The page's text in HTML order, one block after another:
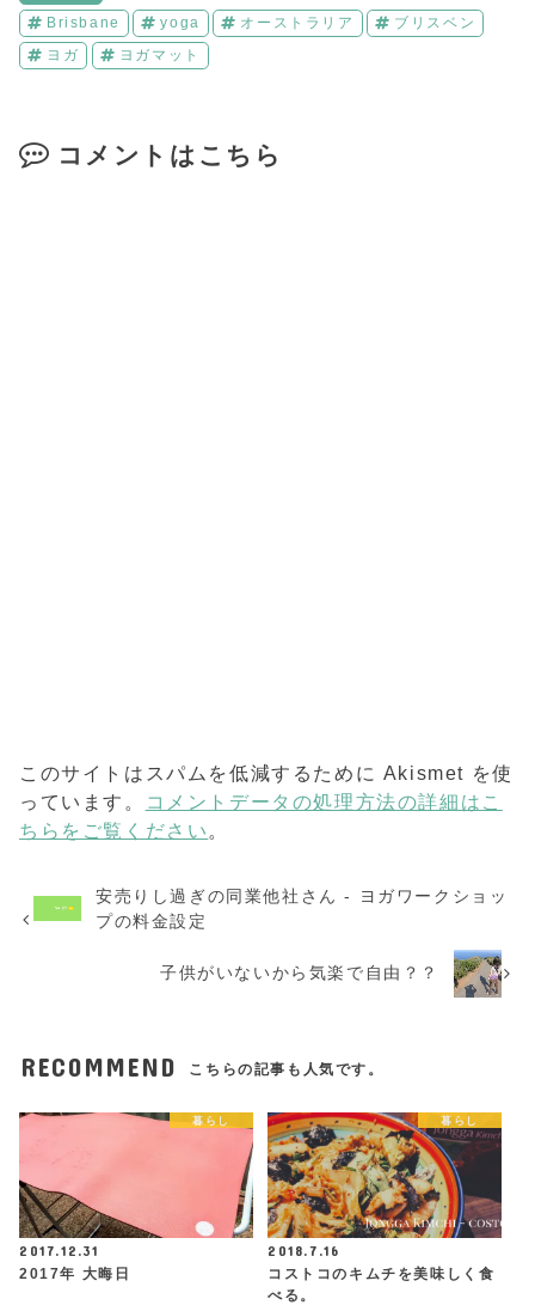
Brisbane
yoga オーストラリア
ブリスベン
ヨガ
ヨガマット
コメントはこちら
このサイトはスパムを低減するために Akismet を使
っています。
コメントデータの処理方法の詳細はこ
ちらをご覧ください 。
安売りし過ぎの同業他社さん - ヨガワークショッ
プの料金設定
子供がいないから気楽で自由？？
RECOMMEND こちらの記事も人気です。
暮らし
2017.12.31
2017年 大晦日
暮らし
2018.7.16
コストコのキムチを美味しく食
べる。